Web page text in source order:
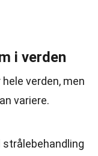
i verden
verden, men
variere.